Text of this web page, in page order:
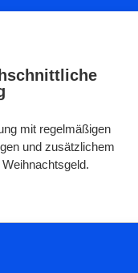
mit regelmäßigen
und zusätzlichem